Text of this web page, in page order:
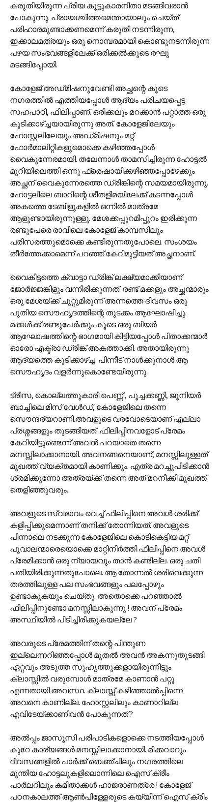
കരുതിയിരുന്ന പ്രിയ കൂട്ടുകാരനിതാ മടങ്ങിവരാന്‍
പോകുന്നു. പ്രായശ്ചിത്തമെന്തായാലും ചെയ്ത്
പരിഹാരമുണ്ടാക്കണമെന്ന് കരുതി നടന്നിരുന്ന,
ഇക്കാലമത്രയും ഒരു നൊമ്പരമായി കൊണ്ടുനടന്നിരുന്ന
പഴയ സംഭവങ്ങളിലേക്ക് ഒരിക്കല്‍ക്കൂടെ രഘു
മടങ്ങിപ്പോയി.
കോളേജ് അഡ്‌മിഷനുവേണ്ടി അച്ഛന്റെ കൂടെ
നഗരത്തില്‍ എത്തിയപ്പോള്‍ ആദ്യം പരിചയപ്പെട്ട
സഹപാഠി, ഫിലിപ്പാണ്. ഒരിക്കലും മറക്കാന്‍ പറ്റാത്ത ഒരു
കൂടിക്കാഴ്ച്ചയായിരുന്നു അത്. കോളേജിലേയും
ഹോസ്റ്റലിലേയും അഡ്‌മിഷനും മറ്റ്
ഫോര്‍മാലിറ്റികളുമൊക്കെ കഴിഞ്ഞപ്പോള്‍
വൈകുന്നേരമായി. തലേന്നാള്‍ താമസിച്ചിരുന്ന ഹോട്ടല്‍
മുറിയിലെത്തി ഒന്നു ഫ്രെഷായിക്കഴിഞ്ഞപ്പോഴേക്കും
അച്ഛന് വൈകുന്നേരത്തെ ഡ്രിങ്കിന്റെ സമയമായിരുന്നു.
ഹോട്ടലിലെ ബാറിന്റെ ശീതളിമയിലേക്ക് കടന്നപ്പോള്‍
അകത്തെ ടേബിളുകളില്‍ ഒന്നില്‍ മാത്രമേ
ആളുണ്ടായിരുന്നുള്ളൂ. മേശക്കപ്പുറമിപ്പുറം ഇരിക്കുന്ന
രണ്ടുപേരെ രാവിലെ കോളേജ് കാമ്പസിലും
പരിസരത്തുമൊക്കെ കണ്ടിരുന്നതുപോലെ. സംശയം
തീര്‍ത്തേക്കാമെന്ന് പറഞ്ഞ് കേറിമുട്ടിയത് അച്ഛനാണ്.
വൈകീട്ടത്തെ ക്വാട്ടാ ഡ്രിങ്ക് ലക്ഷ്യമാക്കിയാണ്
ജോര്‍ജ്ജങ്കിളും വന്നിരിക്കുന്നത്. രണ്ട് മക്കളും അച്ഛന്മാരും
ഒരു മേശയ്ക്ക് ചുറ്റുമിരുന്ന് അന്നത്തെ ദിവസം ഒരു
പുതിയ സൌഹൃദത്തിന്റെ തുടക്കം ആഘോഷിച്ചു.
മക്കള്‍ക്ക് രണ്ടുപേര്‍ക്കും കൂടെ ഒരു ബിയര്‍
ആഘോഷത്തിന്റെ ഭാഗമായി കിട്ടിയപ്പോള്‍ പിതാക്കന്മാര്‍
ഓരോ എക്ട്രാ ഡ്രിങ്ക് അകത്താക്കി. അതായിരുന്നു
ആദ്യത്തെ കൂടിക്കാഴ്ച്ച. പിന്നീട് നാള്‍ക്കുനാള്‍ ആ
സൌ‍ഹൃദം വളര്‍ന്നുകൊണ്ടേയിരുന്നു.
ട്രീസ, കൊല്ലത്തുകാരി പെണ്ണ് , പൂച്ചക്കണ്ണി, ജൂനിയര്‍
ബാച്ചിലെ മിസ് വേള്‍ഡ്, കോളേജിലെ തന്നെ
സൌന്ദര്യറാണി.അവളുടെ വരവോടെയാണ് എല്ലാ
പ്രശ്നങ്ങളും തുടങ്ങിയത്. ഫിലിപ്പിനവളോട് പ്രേമം
കേറിയിട്ടുണ്ടെന്ന് അവന്‍ പറയാതെ തന്നെ
മനസ്സിലാക്കാനായി. അവനങ്ങനെയാണ്, മനസ്സിലുള്ളത്
മുഖത്ത് വ്യക്തമായി കാണിക്കും. എത്ര മറച്ചുപിടിക്കാന്‍
ശ്രമിക്കുന്നോ അത്രയ്ക്ക് തന്നെ അത് മറനീക്കി മുഖത്ത്
തെളിഞ്ഞുവരും.
അവളുടെ സ്വഭാവം വെച്ച് ഫിലിപ്പിനെ അവള്‍ ശരിക്ക്
കളിപ്പിക്കുമെന്നാണ് തനിക്ക് തോന്നിയത്. അവളുടെ
പിന്നാലെ നടക്കുന്ന കോളേജിലെ കൊടികെട്ടിയ മറ്റ്
പൂവാലന്മാരെയൊക്കെ മാറ്റിനിര്‍ത്തി ഫിലിപ്പിനെ അവള്‍
പ്രേമിക്കാന്‍ ഒരു ന്യായവും താന്‍ കണ്ടില്ല. ഒരു ചതി
പതിയിരിക്കുന്നതുപോലെ. ആ തോന്നല്‍ ശരിവെക്കുന്ന
തരത്തിലുള്ള പല സംഭവങ്ങളും പലപ്പോഴും
ഉണ്ടാകുകയും ചെയ്തു. അതൊക്കെ പറഞ്ഞാല്‍
ഫിലിപ്പിനുണ്ടോ മനസ്സിലാകുന്നു ! അവന് പ്രേമം
അസ്ഥിയില്‍ പിടിച്ചിരിക്കുകയല്ലേ ?
അവരുടെ പ്രേമത്തിന് തന്റെ പിന്തുണ
ഇല്ലെന്നറിഞ്ഞപ്പോള്‍ മുതല്‍ അവന്‍ അകന്നുതുടങ്ങി.
ഏറ്റവും അടുത്ത സുഹൃത്തുക്കളായിരുന്നിട്ടും
ക്ലാസ്സില്‍ വരുമ്പോള്‍ മാത്രമേ കാണാന്‍ പറ്റൂ
എന്നതായി അവസ്ഥ. ക്ലാസ്സ് കഴിഞ്ഞാല്‍പ്പിന്നെ
അവനെ കാണില്ല. ഹോസ്റ്റലിലും കാണാറില്ല.
എവിടേയ്ക്കാണിവന്‍ പോകുന്നത് ?
അല്‍പ്പം ജാസൂസി പരിപാടികളൊക്കെ നടത്തിയപ്പോള്‍
കുറേ കാര്യങ്ങള്‍ മനസ്സിലാക്കാനായി. മിക്കവാറും
ദിവസങ്ങളില്‍ പാര്‍ക്ക് ബെഞ്ചിലും നഗരത്തിലെ
മുന്തിയ ഹോട്ടലുകളിലൊന്നിലെ ഐസ് ക്രീം
പാര്‍ലറിലും കമിതാക്കള്‍ ഹാജരാണത്രേ ! കോളേജ്
പഠനകാലത്ത് ആണ്‍പിള്ളേരുടെ കയ്യീന്ന് ഐസ് ക്രീം